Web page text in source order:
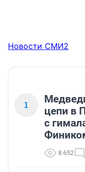
Новости СМИ2
1
цепи в
с
8 652